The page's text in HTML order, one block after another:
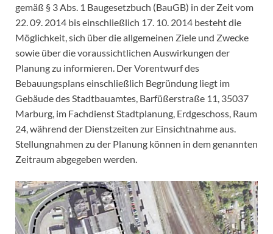
gemäß § 3 Abs. 1 Baugesetzbuch (BauGB) in der Zeit vom
22. 09. 2014 bis einschließlich 17. 10. 2014 besteht die
Möglichkeit, sich über die allgemeinen Ziele und Zwecke
sowie über die voraussichtlichen Auswirkungen der
Planung zu informieren. Der Vorentwurf des
Bebauungsplans einschließlich Begründung liegt im
Gebäude des Stadtbauamtes, Barfüßerstraße 11, 35037
Marburg, im Fachdienst Stadtplanung, Erdgeschoss, Raum
24, während der Dienstzeiten zur Einsichtnahme aus.
Stellungnahmen zu der Planung können in dem genannten
Zeitraum abgegeben werden.